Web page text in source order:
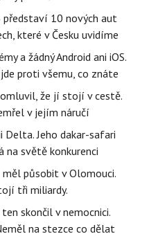
představí 10 nových aut
které v Česku uvidíme
a žádný Android ani iOS.
proti všemu, co znáte
že jí stojí v cestě.
v jejím náručí
Jeho dakar-safari
na světě konkurenci
měl působit v Olomouci.
tři miliardy.
skončil v nemocnici.
na stezce co dělat